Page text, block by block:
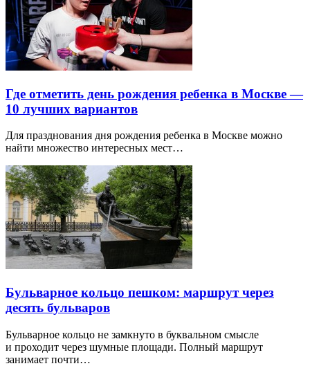
Где отметить день рождения ребенка в Москве —
10 лучших вариантов
Для празднования дня рождения ребенка в Москве можно
найти множество интересных мест…
Бульварное кольцо пешком: маршрут через
десять бульваров
Бульварное кольцо не замкнуто в буквальном смысле
и проходит через шумные площади. Полный маршрут
занимает почти…